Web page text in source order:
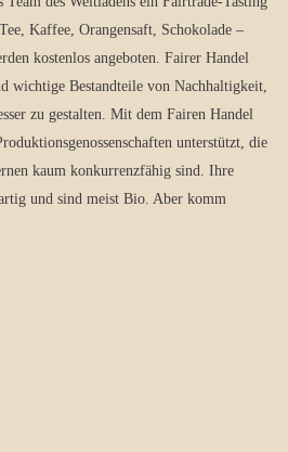
Kaffee, Orangensaft, Schokolade –
kostenlos angeboten. Fairer Handel
wichtige Bestandteile von Nachhaltigkeit,
zu gestalten. Mit dem Fairen Handel
unterstützt, die
kaum konkurrenzfähig sind. Ihre
und sind meist Bio. Aber komm